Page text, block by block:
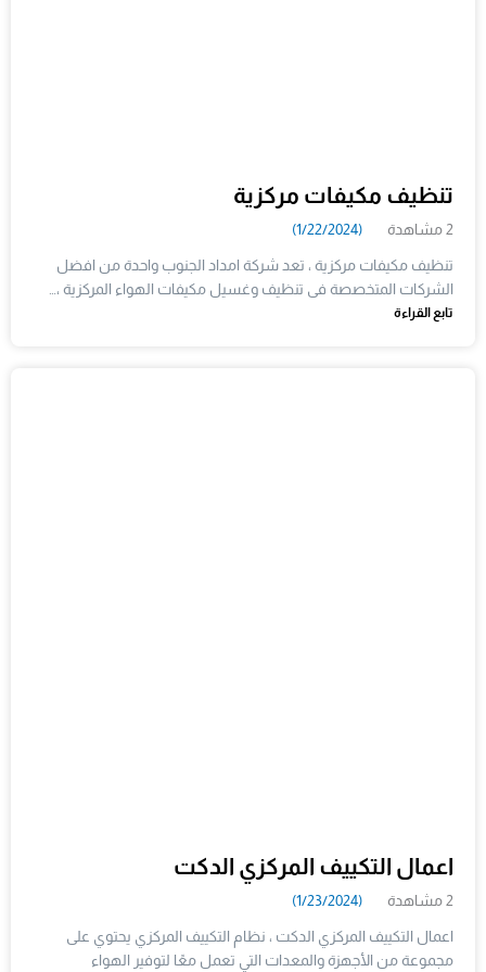
تنظيف مكيفات مركزية
2 مشاهدة (1/22/2024)
تنظيف مكيفات مركزية ، تعد شركة امداد الجنوب واحدة من افضل
الشركات المتخصصة فى تنظيف وغسيل مكيفات الهواء المركزية ،…
تابع القراءة
اعمال التكييف المركزي الدكت
2 مشاهدة (1/23/2024)
اعمال التكييف المركزي الدكت ، نظام التكييف المركزي يحتوي على
مجموعة من الأجهزة والمعدات التي تعمل معًا لتوفير الهواء